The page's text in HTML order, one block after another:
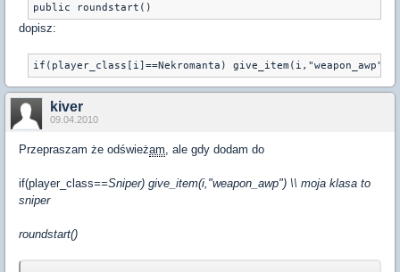
public roundstart()
dopisz:
if(player_class[i]==Nekromanta) give_item(i,"weapon_awp")
kiver
09.04.2010
Przepraszam że odświeżam , ale gdy dodam do
if(player_class==Sniper) give_item(i,"weapon_awp") \\ moja klasa to
sniper
roundstart()